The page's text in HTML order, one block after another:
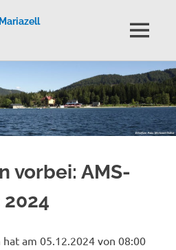
MENÜ
vorbei: AMS-
hat am 05.12.2024 von 08:00